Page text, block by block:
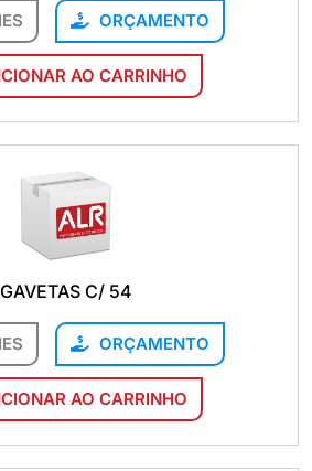
ORÇAMENTO
AO CARRINHO
C/ 54
ORÇAMENTO
AO CARRINHO